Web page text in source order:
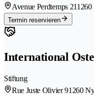
Avenue Perdtemps 211260
Termin reservieren
International
Stiftung
Rue Juste Olivier 91260